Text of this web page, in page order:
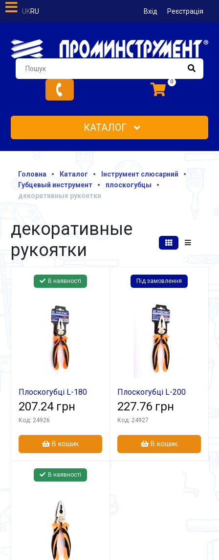
UKRU Вхід Реєстрація
0
КАТАЛОГ
Головна Каталог
Інструмент слюсарний
Губцевый инструмент
плоскогубцы
декоративные рукоятки
декоративные
рукоятки
В наявності
Плоскогубці L-180
комбіновані
207.24 грн
Код: 24926
В кошик
Під замовлення
Плоскогубці L-200
комбіновані
227.76 грн
Код: 24927
В кошик
В наявності